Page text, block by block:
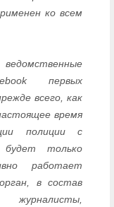
ко всем
первых
всего, как
время
полиции с
только
работает
в состав
журналисты,